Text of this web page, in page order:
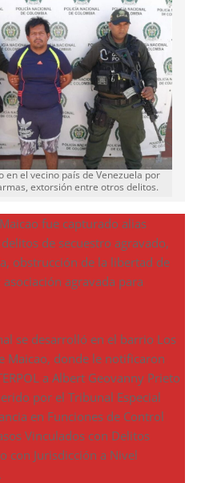
en el vecino país de Venezuela por
extorsión entre otros delitos.
fue capturado alias
de secuestro agravado,
obstrucción de la libertad de
agravada para
se desarrolló en el barrio Los
Maicao, donde le notificaron
a Albert Geovanny Prieto
por el Tribunal Especial
en Funciones de Control
Vinculados con Delitos
con Jurisdicción a Nivel